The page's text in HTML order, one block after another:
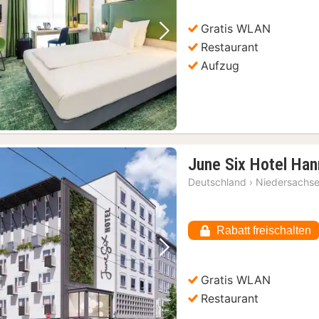
Vorheriges Bild Nächstes Bild
Gratis WLAN
Restaurant
Aufzug
Vorheriges Bild Nächstes Bild
June Six Hotel
Deutschland ›
Rabatt freischalten
Gratis WLAN
Restaurant